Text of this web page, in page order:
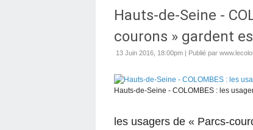
Hauts-de-Seine -
courons » gardent
13 Juin 2016, 18:00pm | Publié par
Hauts-de-Seine - COLOMBES : les
les usagers de « Parcs-